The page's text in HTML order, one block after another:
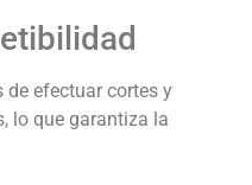
de efectuar cortes y
lo que garantiza la